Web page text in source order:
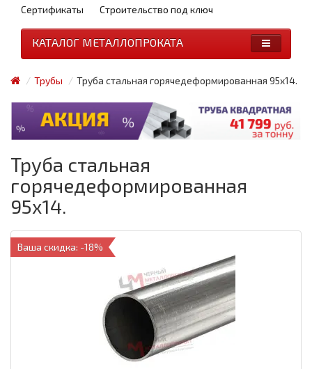
Сертификаты
Строительство под ключ
КАТАЛОГ МЕТАЛЛОПРОКАТА
Трубы Труба стальная горячедеформированная 95x14.
Труба стальная
горячедеформированная
95x14.
Ваша скидка: -18%